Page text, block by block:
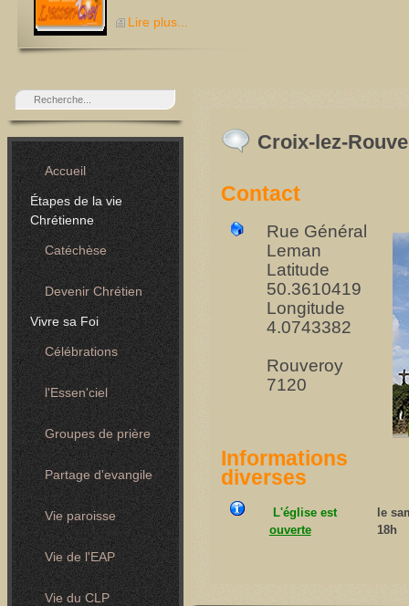
Lire plus...
Accueil
Étapes de la vie
Chrétienne
Catéchèse
Devenir Chrétien
Vivre sa Foi
Célébrations
l'Essen'ciel
Groupes de prière
Partage d'evangile
Vie paroisse
Vie de l'EAP
Vie du CLP
Croix-lez-
Contact
Rue Général
Leman
Latitude
50.3610419
Longitude
4.0743382
Rouveroy
7120
Informations
diverses
L'église est
ouverte
le
18h